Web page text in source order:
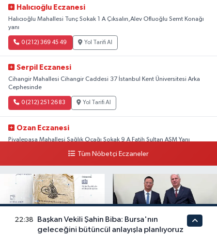
Halıcıoğlu Eczanesi
Halıcıoğlu Mahallesi Tunç Sokak 1 A Çıksalın,Alev Ofluoğlu Semt Konağı
yanı
0 (212) 369 45 49 Yol Tarifi Al
Serpil Eczanesi
Cihangir Mahallesi Cihangir Caddesi 37 İstanbul Kent Üniversitesi Arka
Cephesinde
0 (212) 251 26 83 Yol Tarifi Al
Ozan Eczanesi
Piyalepaşa Mahallesi Sağlık Ocağı Sokak 9 A Fatih Sultan ASM Yanı
Yol Tarifi Al
Tüm Nöbetçi Eczaneler
22:38
Başkan Vekili Şahin Biba: Bursa'nın
geleceğini bütüncül anlayışla planlıyoruz